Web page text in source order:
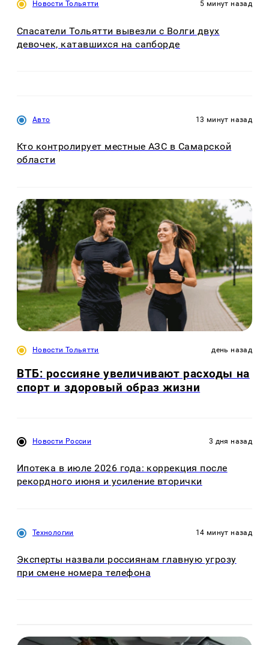
Новости Тольятти 5 минут назад
Спасатели Тольятти вывезли с Волги двух
девочек, катавшихся на сапборде
Авто 13 минут назад
Кто контролирует местные АЗС в Самарской
области
Новости Тольятти день назад
ВТБ: россияне увеличивают расходы на
спорт и здоровый образ жизни
Новости России 3 дня назад
Ипотека в июле 2026 года: коррекция после
рекордного июня и усиление вторички
Технологии 14 минут назад
Эксперты назвали россиянам главную угрозу
при смене номера телефона